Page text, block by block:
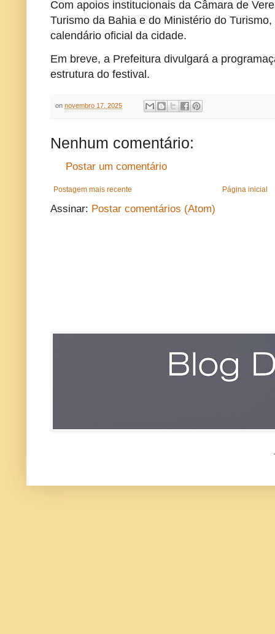
Com apoios institucionais da Câmara de
Turismo da Bahia e do Ministério do
calendário oficial da cidade.
Em breve, a Prefeitura divulgará a
estrutura do festival.
onnovembro 17, 2025
Nenhum comentário:
Postar um comentário
Postagem mais recente Página inicial
Assinar: Postar comentários (Atom)